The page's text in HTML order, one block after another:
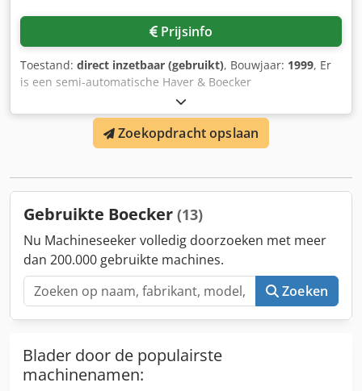
Prijsinfo
Toestand: direct inzetbaar (gebruikt), Bouwjaar: 1999, Er
is een semi-automatische Haver & Boecker
zakkenvulmachine beschikbaar. Stations: max. 6
zakgewicht: 25 kg, vulcapaciteit: 1600 zakken/uur,
zakformaten: ongebluste kalk/hydraatkalk/cement/gips,
korrelgrootte: instelbaar, besturing: Siemens S7. De
Zoekopdracht opslaan
Gebruikte Boecker (13)
Nu Machineseeker volledig doorzoeken met meer
dan 200.000 gebruikte machines.
Zoeken
Blader door de populairste
machinenamen: